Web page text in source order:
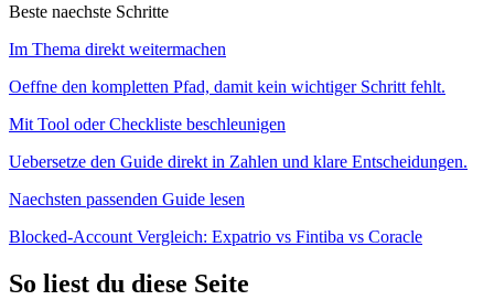
Beste naechste Schritte
Im Thema direkt weitermachen
Oeffne den kompletten Pfad, damit kein wichtiger Schritt fehlt.
Mit Tool oder Checkliste beschleunigen
Uebersetze den Guide direkt in Zahlen und klare Entscheidungen.
Naechsten passenden Guide lesen
Blocked-Account Vergleich: Expatrio vs Fintiba vs Coracle
So liest du diese Seite